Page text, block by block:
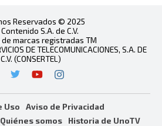
Reservados © 2025
S.A. de C.V.
marcas registradas TM
DE TELECOMUNICACIONES, S.A. DE
C.V. (CONSERTEL)
Uso
Aviso de Privacidad
Quiénes somos Historia de UnoTV